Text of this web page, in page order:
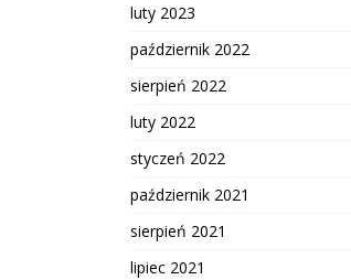
luty 2023
październik 2022
sierpień 2022
luty 2022
styczeń 2022
październik 2021
sierpień 2021
lipiec 2021